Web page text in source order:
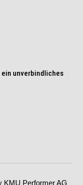
ein unverbindliches
KMU Performer AG